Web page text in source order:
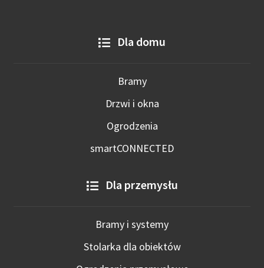
Dla domu
Bramy
Drzwi i okna
Ogrodzenia
smartCONNECTED
Dla przemysłu
Bramy i systemy
Stolarka dla obiektów